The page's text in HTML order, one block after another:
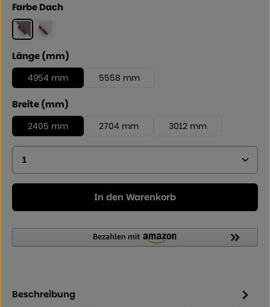
Farbe Dach
Rauchglasgrau
Klarmatt
Länge (mm)
4954 mm 5558 mm
Breite (mm)
2405 mm 2704 mm 3012 mm
Produkt Anzahl: Geben Sie den gewünschten
In den Warenkorb
Beschreibung